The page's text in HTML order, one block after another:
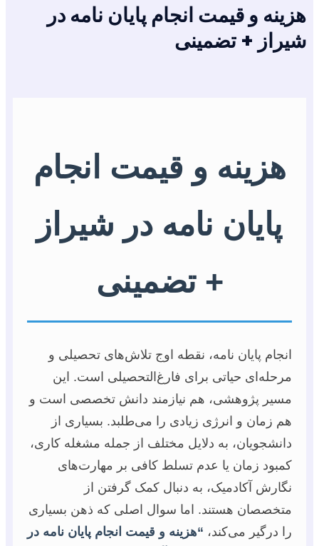
هزینه و قیمت انجام پایان نامه در
شیراز + تضمینی
هزینه و قیمت انجام
پایان نامه در شیراز
+ تضمینی
انجام پایان نامه، نقطه اوج تلاش‌های تحصیلی و
مرحله‌ای حیاتی برای فارغ‌التحصیلی است. این
مسیر پژوهشی، هم نیازمند دانش تخصصی است و
هم زمان و انرژی زیادی را می‌طلبد. بسیاری از
دانشجویان، به دلایل مختلف از جمله مشغله کاری،
کمبود زمان یا عدم تسلط کافی بر مهارت‌های
نگارش آکادمیک، به دنبال کمک گرفتن از
متخصصان هستند. اما سوال اصلی که ذهن بسیاری
را درگیر می‌کند،“هزینه و قیمت انجام پایان نامه در